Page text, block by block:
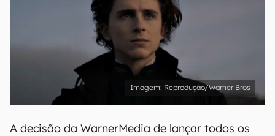
Reprodução/Warner Bros
A decisão da WarnerMedia de lançar todos os